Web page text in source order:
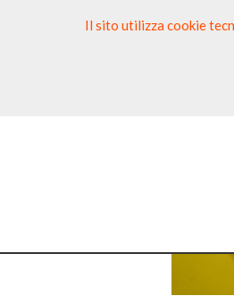
Il sito utilizza cookie